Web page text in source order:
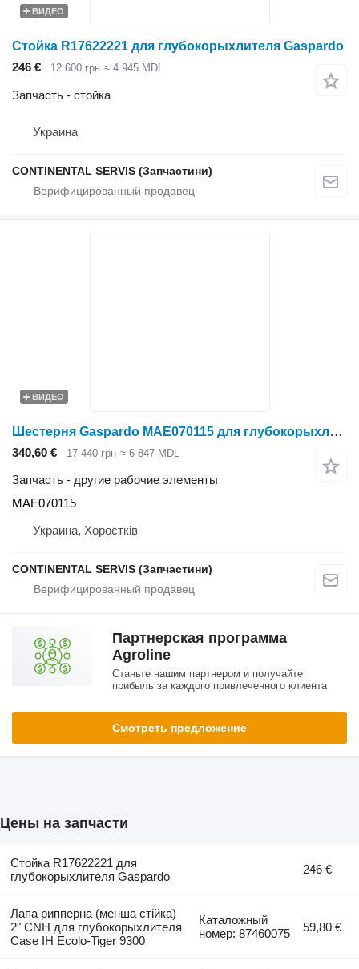
ВИДЕО
Стойка R17622221 для глубокорыхлителя Gaspardo
246 €
12 600 грн ≈ 4 945 MDL
Запчасть - стойка
Украина
CONTINENTAL SERVIS (Запчастини)
ВИДЕО
Шестерня Gaspardo МАЕ070115 для глубокорыхлителя
340,60 € 17 440 грн ≈ 6 847 MDL
Запчасть - другие рабочие элементы
МАЕ070115
Украина, Хоростків
CONTINENTAL SERVIS (Запчастини)
Партнерская программа
Agroline
Станьте нашим партнером и получайте
прибыль за каждого привлеченного клиента
Смотреть предложение
Цены на запчасти
Стойка R17622221 для
глубокорыхлителя Gaspardo
246 €
Лапа рипперна (менша стійка)
2" CNH для глубокорыхлителя
Case IH Ecolo-Tiger 9300
Каталожный
номер: 87460075
59,80 €